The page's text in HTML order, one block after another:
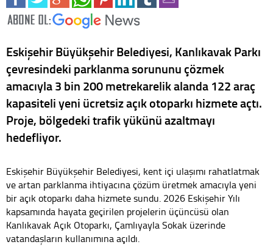
Eskişehir Büyükşehir Belediyesi, Kanlıkavak Parkı
çevresindeki parklanma sorununu çözmek
amacıyla 3 bin 200 metrekarelik alanda 122 araç
kapasiteli yeni ücretsiz açık otoparkı hizmete açtı.
Proje, bölgedeki trafik yükünü azaltmayı
hedefliyor.
Eskişehir Büyükşehir Belediyesi, kent içi ulaşımı rahatlatmak
ve artan parklanma ihtiyacına çözüm üretmek amacıyla yeni
bir açık otoparkı daha hizmete sundu. 2026 Eskişehir Yılı
kapsamında hayata geçirilen projelerin üçüncüsü olan
Kanlıkavak Açık Otoparkı, Çamlıyayla Sokak üzerinde
vatandaşların kullanımına açıldı.